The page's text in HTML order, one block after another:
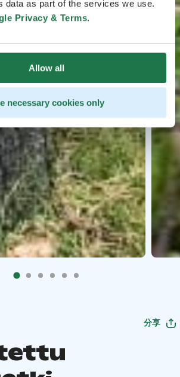
data as part of the services we use.
Privacy & Terms.
Allow all
necessary cookies only
分享